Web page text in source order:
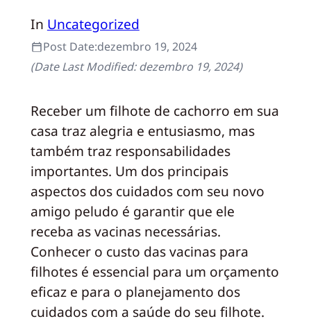
In Uncategorized
Post Date:dezembro 19, 2024
(Date Last Modified:dezembro 19, 2024)
Receber um filhote de cachorro em sua
casa traz alegria e entusiasmo, mas
também traz responsabilidades
importantes. Um dos principais
aspectos dos cuidados com seu novo
amigo peludo é garantir que ele
receba as vacinas necessárias.
Conhecer o custo das vacinas para
filhotes é essencial para um orçamento
eficaz e para o planejamento dos
cuidados com a saúde do seu filhote.